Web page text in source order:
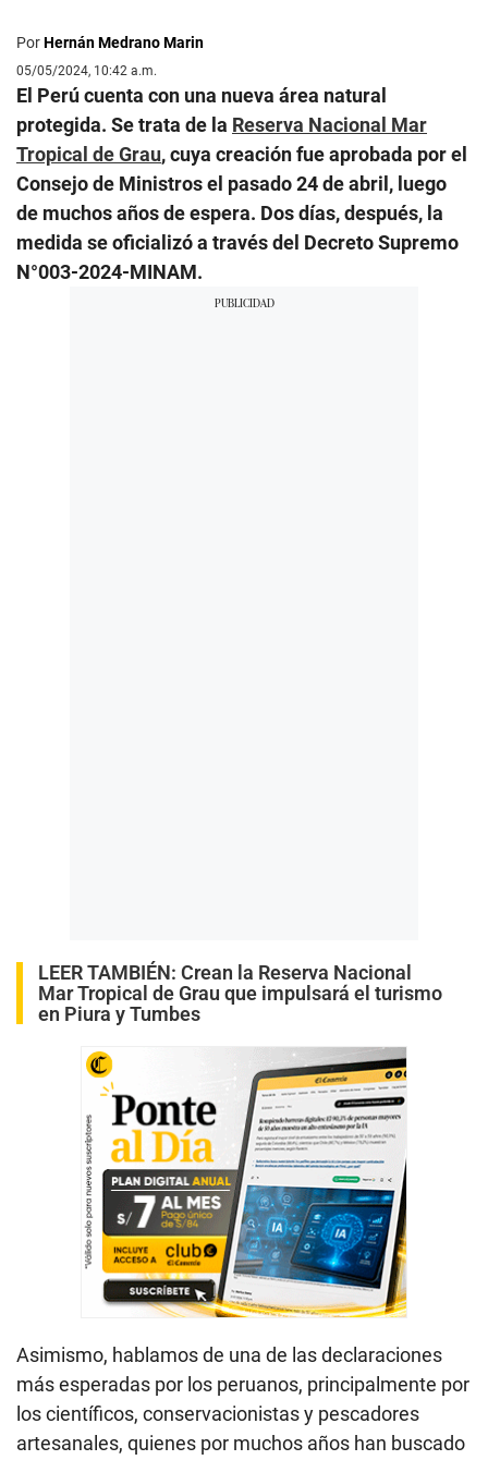
PorHernán Medrano Marin
05/05/2024, 10:42 a.m.
El Perú cuenta con una nueva área natural
protegida. Se trata de la Reserva Nacional Mar
Tropical de Grau, cuya creación fue aprobada por el
Consejo de Ministros el pasado 24 de abril, luego
de muchos años de espera. Dos días, después, la
medida se oficializó a través del Decreto Supremo
N°003-2024-MINAM.
LEER TAMBIÉN: Crean la Reserva Nacional
Mar Tropical de Grau que impulsará el turismo
en Piura y Tumbes
Asimismo, hablamos de una de las declaraciones
más esperadas por los peruanos, principalmente por
los científicos, conservacionistas y pescadores
artesanales, quienes por muchos años han buscado